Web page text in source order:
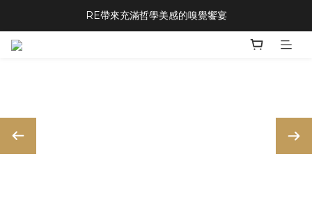
RE帶來充滿哲學美感的嗅覺饗宴